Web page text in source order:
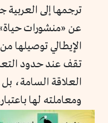
ترجمها إلى العربية
عن «منشورات
الإيطالي توصيلها
تقف عند حدود
العلاقة السامة، بل
ومعاملته لها